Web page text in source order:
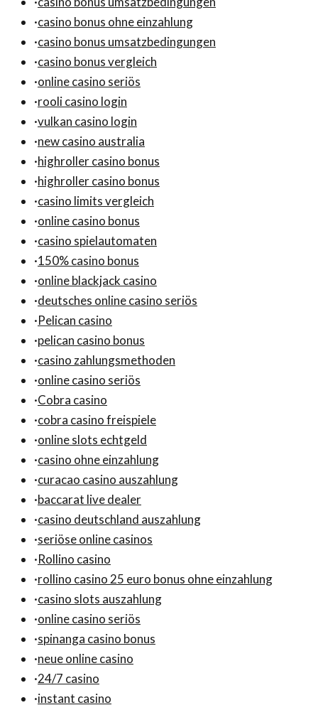
·casino bonus ohne einzahlung
·casino bonus umsatzbedingungen
·casino bonus vergleich
·online casino seriös
·rooli casino login
·vulkan casino login
·new casino australia
·highroller casino bonus
·highroller casino bonus
·casino limits vergleich
·online casino bonus
·casino spielautomaten
·150% casino bonus
·online blackjack casino
·deutsches online casino seriös
·Pelican casino
·pelican casino bonus
·casino zahlungsmethoden
·online casino seriös
·Cobra casino
·cobra casino freispiele
·online slots echtgeld
·casino ohne einzahlung
·curacao casino auszahlung
·baccarat live dealer
·casino deutschland auszahlung
·seriöse online casinos
·Rollino casino
·rollino casino 25 euro bonus ohne einzahlung
·casino slots auszahlung
·online casino seriös
·spinanga casino bonus
·neue online casino
·24/7 casino
·instant casino